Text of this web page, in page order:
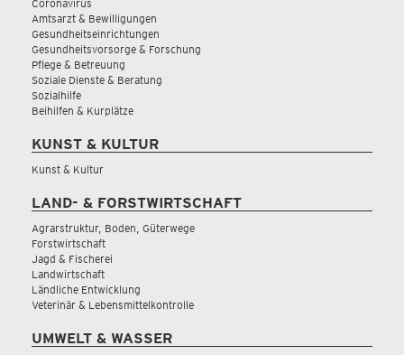
Coronavirus
Amtsarzt & Bewilligungen
Gesundheitseinrichtungen
Gesundheitsvorsorge & Forschung
Pflege & Betreuung
Soziale Dienste & Beratung
Sozialhilfe
Beihilfen & Kurplätze
KUNST & KULTUR
Kunst & Kultur
LAND- & FORSTWIRTSCHAFT
Agrarstruktur, Boden, Güterwege
Forstwirtschaft
Jagd & Fischerei
Landwirtschaft
Ländliche Entwicklung
Veterinär & Lebensmittelkontrolle
UMWELT & WASSER